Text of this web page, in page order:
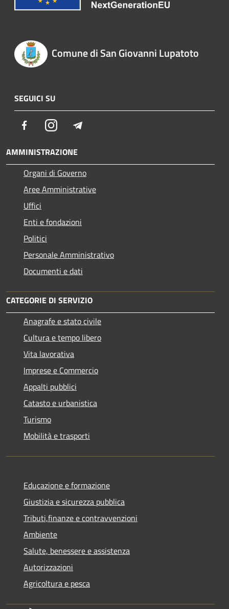
Comune di San Giovanni Lupatoto
SEGUICI SU
FacebookInstagram
AMMINISTRAZIONE
Organi di Governo
Aree Amministrative
Uffici
Enti e fondazioni
Politici
Personale Amministrativo
Documenti e dati
CATEGORIE DI SERVIZIO
Anagrafe e stato civile
Cultura e tempo libero
Vita lavorativa
Imprese e Commercio
Appalti pubblici
Catasto e urbanistica
Turismo
Mobilità e trasporti
Educazione e formazione
Giustizia e sicurezza pubblica
Tributi,finanze e contravvenzioni
Ambiente
Salute, benessere e assistenza
Autorizzazioni
Agricoltura e pesca